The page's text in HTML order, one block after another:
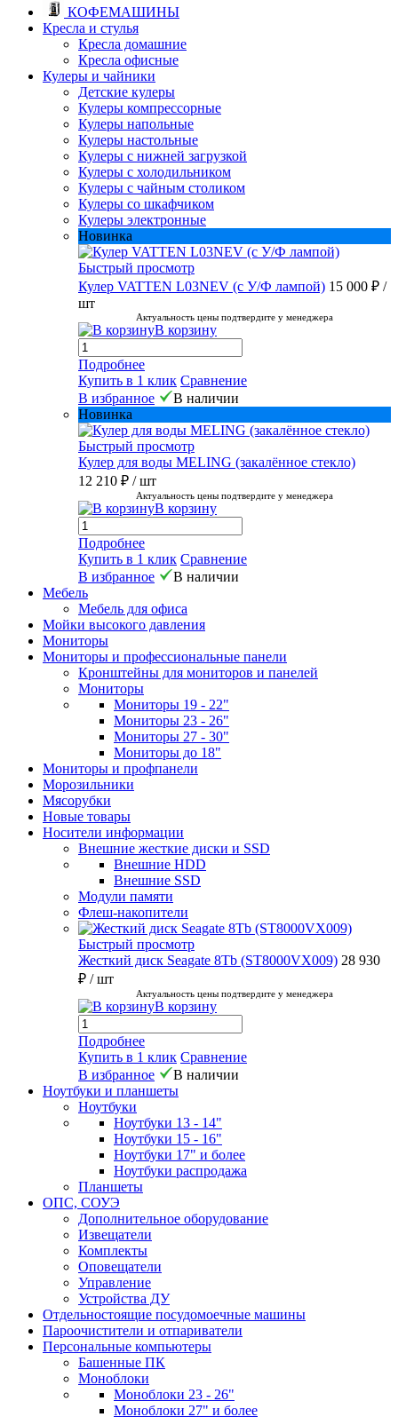
КОФЕМАШИНЫ
Кресла и стулья
Кресла домашние
Кресла офисные
Кулеры и чайники
Детские кулеры
Кулеры компрессорные
Кулеры напольные
Кулеры настольные
Кулеры с нижней загрузкой
Кулеры с холодильником
Кулеры с чайным столиком
Кулеры со шкафчиком
Кулеры электронные
Новинка
Быстрый просмотр
Кулер VATTEN L03NEV (с У/Ф лампой) 15 000 ₽ /
шт
Актуальность цены подтвердите у менеджера
В корзину
Подробнее
Купить в 1 клик Сравнение
В избранное
В наличии
Новинка
Быстрый просмотр
Кулер для воды MELING (закалённое стекло)
12 210 ₽ / шт
Актуальность цены подтвердите у менеджера
В корзину
Подробнее
Купить в 1 клик Сравнение
В избранное
В наличии
Мебель
Мебель для офиса
Мойки высокого давления
Мониторы
Мониторы и профессиональные панели
Кронштейны для мониторов и панелей
Мониторы
Мониторы 19 - 22"
Мониторы 23 - 26"
Мониторы 27 - 30"
Мониторы до 18"
Мониторы и профпанели
Морозильники
Мясорубки
Новые товары
Носители информации
Внешние жесткие диски и SSD
Внешние HDD
Внешние SSD
Модули памяти
Флеш-накопители
Быстрый просмотр
Жесткий диск Seagate 8Tb (ST8000VX009) 28 930
₽ / шт
Актуальность цены подтвердите у менеджера
В корзину
Подробнее
Купить в 1 клик Сравнение
В избранное
В наличии
Ноутбуки и планшеты
Ноутбуки
Ноутбуки 13 - 14"
Ноутбуки 15 - 16"
Ноутбуки 17" и более
Ноутбуки распродажа
Планшеты
ОПС, СОУЭ
Дополнительное оборудование
Извещатели
Комплекты
Оповещатели
Управление
Устройства ДУ
Отдельностоящие посудомоечные машины
Пароочистители и отпариватели
Персональные компьютеры
Башенные ПК
Моноблоки
Моноблоки 23 - 26"
Моноблоки 27" и более